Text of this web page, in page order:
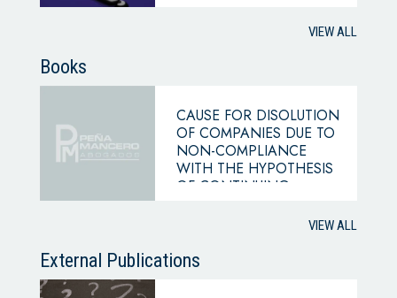
VIEW ALL
Books
CAUSE FOR DISOLUTION
OF COMPANIES DUE TO
NON-COMPLIANCE
WITH THE HYPOTHESIS
OF CONTINUING
VIEW ALL
External Publications